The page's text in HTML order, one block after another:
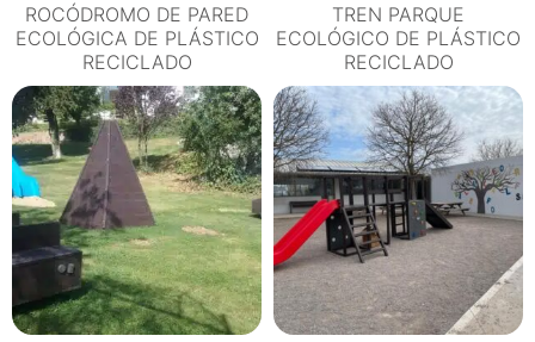
ROCÓDROMO DE PARED
ECOLÓGICA DE PLÁSTICO
RECICLADO
TREN PARQUE
ECOLÓGICO DE PLÁSTICO
RECICLADO